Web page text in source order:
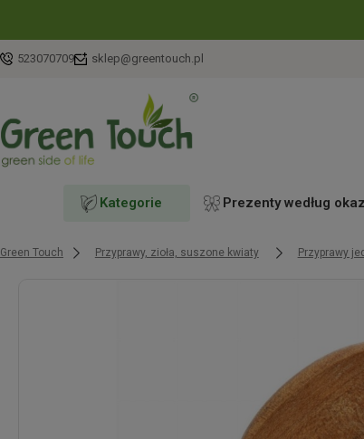
523070709 sklep@greentouch.pl
Kategorie Prezenty według
Green Touch Przyprawy, zioła, suszone kwiaty Przyprawy